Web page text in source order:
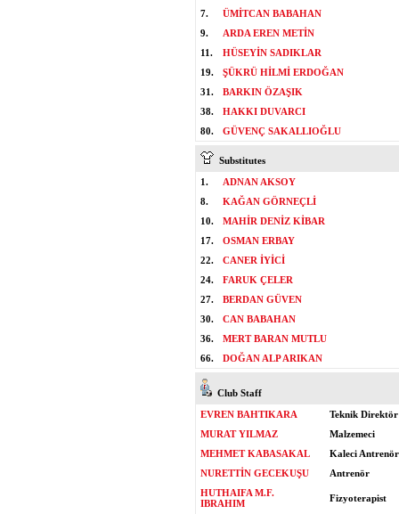
7.
ÜMİTCAN BABAHAN
9.
ARDA EREN METİN
11.
HÜSEYİN SADIKLAR
19.
ŞÜKRÜ HİLMİ ERDOĞAN
31.
BARKIN ÖZAŞIK
38.
HAKKI DUVARCI
80.
GÜVENÇ SAKALLIOĞLU
Substitutes
1.
ADNAN AKSOY
8.
KAĞAN GÖRNEÇLİ
10.
MAHİR DENİZ KİBAR
17.
OSMAN ERBAY
22.
CANER İYİCİ
24.
FARUK ÇELER
27.
BERDAN GÜVEN
30.
CAN BABAHAN
36.
MERT BARAN MUTLU
66.
DOĞAN ALP ARIKAN
Club Staff
EVREN BAHTIKARA
Teknik Direktör
MURAT YILMAZ
Malzemeci
MEHMET KABASAKAL
Kaleci
NURETTİN GECEKUŞU
Antrenör
HUTHAIFA M.F.
IBRAHIM
Fizyoterapist